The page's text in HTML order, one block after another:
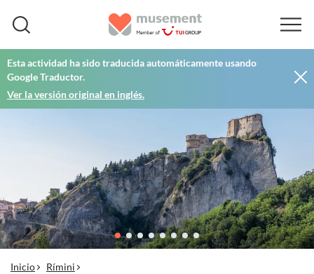
Esta actividad ha sido traducida automáticamente usando
Google Traductor.
Ver la versión original en inglés.
Inicio
Rímini